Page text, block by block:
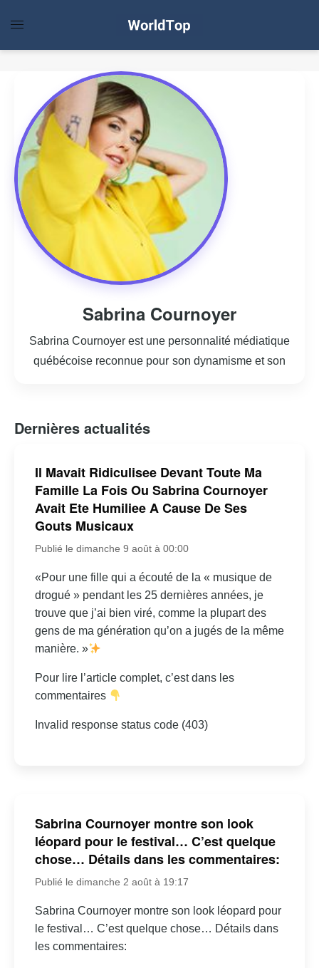
Sabrina Cournoyer
Sabrina Cournoyer est une personnalité médiatique
québécoise reconnue pour son dynamisme et son
sa carrière dans les médias en tant que journaliste, où
des années, elle a animé plusieurs émissions populaires,
touchant à divers sujets allant de l’actualité à la culture et
au divertissement. Son style accessible et chaleureux lui
à l’écran et au micro, Sabrina est également engagée
dans diverses causes sociales, mettant à profit sa
notoriété pour sensibiliser le public à des enjeux
importants. Sa polyvalence et son engagement font d’elle
Québec.
Dernières actualités
Il Mavait Ridiculisee Devant Toute Ma
Famille La Fois Ou Sabrina Cournoyer
Avait Ete Humiliee A Cause De Ses
Gouts Musicaux
Publié le dimanche 9 août à 00:00
«Pour une fille qui a écouté de la « musique de
drogué » pendant les 25 dernières années, je
trouve que j’ai bien viré, comme la plupart des
gens de ma génération qu’on a jugés de la même
manière. »
Pour lire l’article complet, c’est dans les
commentaires
Invalid response status code (403)
Sabrina Cournoyer montre son look
léopard pour le festival… C’est quelque
chose… Détails dans les commentaires:
Publié le dimanche 2 août à 19:17
Sabrina Cournoyer montre son look léopard pour
le festival… C’est quelque chose… Détails dans
les commentaires: